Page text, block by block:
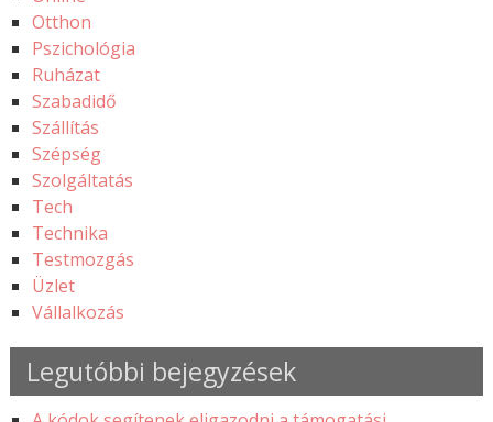
Otthon
Pszichológia
Ruházat
Szabadidő
Szállítás
Szépség
Szolgáltatás
Tech
Technika
Testmozgás
Üzlet
Vállalkozás
Legutóbbi bejegyzések